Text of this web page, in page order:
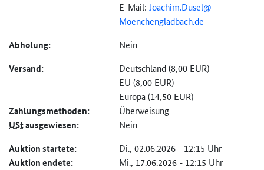
E-Mail: Joachim.Dusel@
Moenchengladbach.de
Abholung: Nein
Versand:
Deutschland (8,00 EUR)
EU (8,00 EUR)
Europa (14,50 EUR)
Zahlungs­methoden: Überweisung
UStausgewiesen: Nein
Auktion startete: Di., 02.06.2026 - 12:15 Uhr
Auktion endete: Mi., 17.06.2026 - 12:15 Uhr